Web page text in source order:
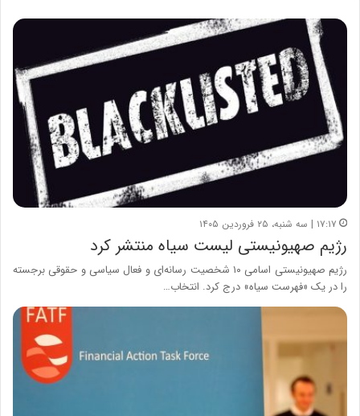
۱۷:۱۷ | سه شنبه، ۲۵ فروردین ۱۴۰۵
رژیم صهیونیستی لیست سیاه منتشر کرد
رژیم صهیونیستی اسامی ۱۰ شخصیت رسانه‌ای و فعال سیاسی و حقوقی برجسته
را در یک «فهرست سیاه» درج کرد. انتخاب…